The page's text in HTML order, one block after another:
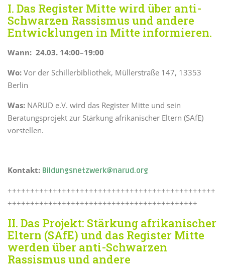
I. Das Register Mitte wird über anti-
Schwarzen Rassismus und andere
Entwicklungen in Mitte informieren.
Wann: 24.03. 14:00–19:00
Wo: Vor der Schillerbibliothek, Müllerstraße 147, 13353
Berlin
Was: NARUD e.V. wird das Register Mitte und sein
Beratungsprojekt zur Stärkung afrikanischer Eltern (SAfE)
vorstellen.
Kontakt: Bildungsnetzwerk@narud.org
++++++++++++++++++++++++++++++++++++++++++++++
++++++++++++++++++++++++++++++++++++++++++
II. Das Projekt: Stärkung afrikanischer
Eltern (SAfE) und das Register Mitte
werden über anti-Schwarzen
Rassismus und andere